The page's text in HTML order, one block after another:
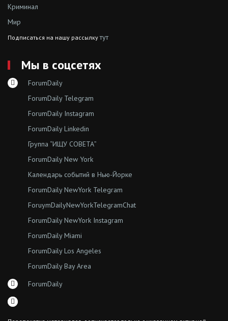
Криминал
Мир
Подписаться на нашу рассылкутут
Мы в соцсетях
ForumDaily
ForumDaily Telegram
ForumDaily Instagram
ForumDaily Linkedin
Группа “ИЩУ СОВЕТА”
ForumDaily New York
Календарь событий в Нью-Йорке
ForumDaily NewYork Telegram
ForuymDailyNewYorkTelegramChat
ForumDaily NewYork Instagram
ForumDaily Miami
ForumDaily Los Angeles
ForumDaily Bay Area
ForumDaily